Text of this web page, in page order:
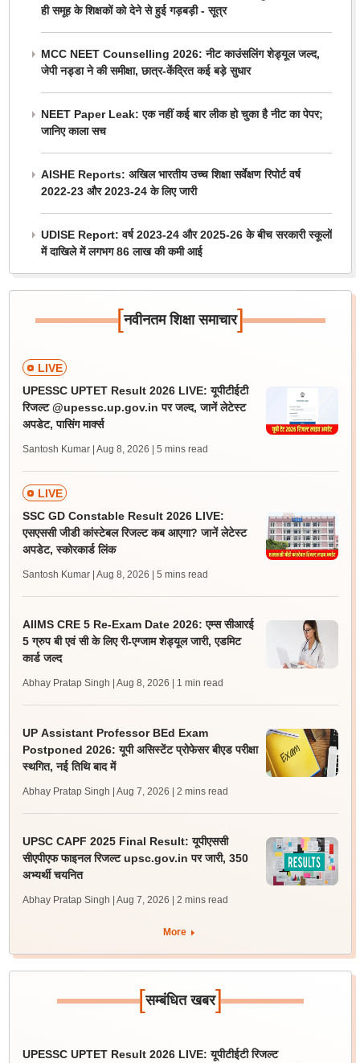
ही समूह के शिक्षकों को देने से हुई गड़बड़ी - सूत्र
MCC NEET Counselling 2026: नीट काउंसलिंग शेड्यूल जल्द,
जेपी नड्डा ने की समीक्षा, छात्र-केंद्रित कई बड़े सुधार
NEET Paper Leak: एक नहीं कई बार लीक हो चुका है नीट का पेपर;
जानिए काला सच
AISHE Reports: अखिल भारतीय उच्च शिक्षा सर्वेक्षण रिपोर्ट वर्ष
2022-23 और 2023-24 के लिए जारी
UDISE Report: वर्ष 2023-24 और 2025-26 के बीच सरकारी स्कूलों
में दाखिले में लगभग 86 लाख की कमी आई
[नवीनतम शिक्षा समाचार]
LIVE
UPESSC UPTET Result 2026 LIVE: यूपीटीईटी
रिजल्ट @upessc.up.gov.in पर जल्द, जानें लेटेस्ट
अपडेट, पासिंग मार्क्स
Santosh Kumar | Aug 8, 2026 | 5 mins read
LIVE
SSC GD Constable Result 2026 LIVE:
एसएससी जीडी कांस्टेबल रिजल्ट कब आएगा? जानें लेटेस्ट
अपडेट, स्कोरकार्ड लिंक
Santosh Kumar | Aug 8, 2026 | 5 mins read
AIIMS CRE 5 Re-Exam Date 2026: एम्स सीआरई
5 ग्रुप बी एवं सी के लिए री-एग्जाम शेड्यूल जारी, एडमिट
कार्ड जल्द
Abhay Pratap Singh | Aug 8, 2026 | 1 min read
UP Assistant Professor BEd Exam
Postponed 2026: यूपी असिस्टेंट प्रोफेसर बीएड परीक्षा
स्थगित, नई तिथि बाद में
Abhay Pratap Singh | Aug 7, 2026 | 2 mins read
UPSC CAPF 2025 Final Result: यूपीएससी
सीएपीएफ फाइनल रिजल्ट upsc.gov.in पर जारी, 350
अभ्यर्थी चयनित
Abhay Pratap Singh | Aug 7, 2026 | 2 mins read
More
[सम्बंधित खबर]
UPESSC UPTET Result 2026 LIVE: यूपीटीईटी रिजल्ट